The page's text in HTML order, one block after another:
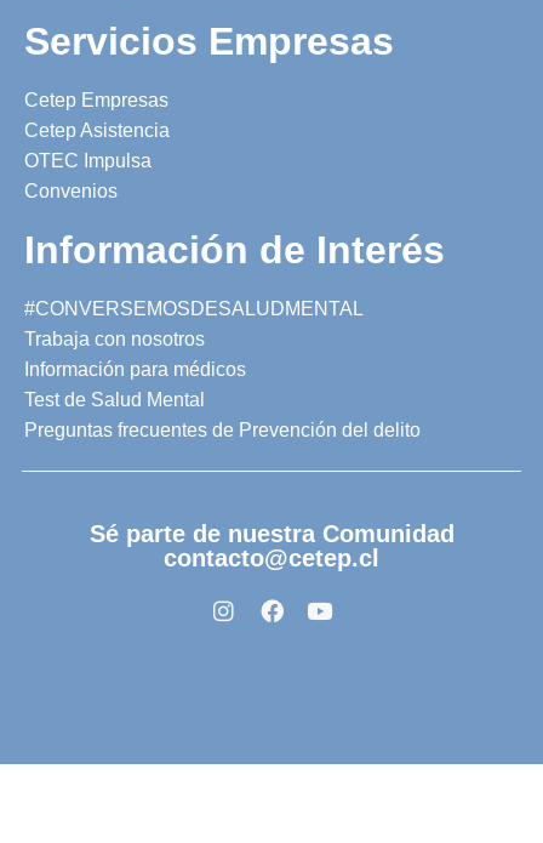
Servicios Empresas
Cetep Empresas
Cetep Asistencia
OTEC Impulsa
Convenios
Información de Interés
#CONVERSEMOSDESALUDMENTAL
Trabaja con nosotros
Información para médicos
Test de Salud Mental
Preguntas frecuentes de Prevención del delito
Sé parte de nuestra Comunidad
contacto@cetep.cl